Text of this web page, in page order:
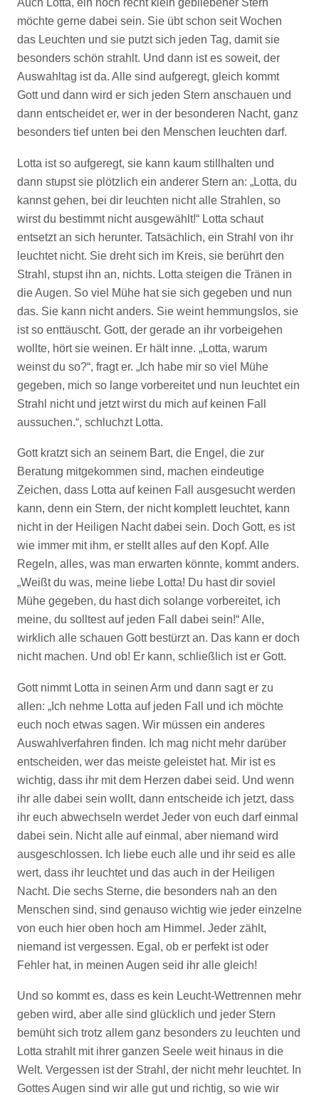
Auch Lotta, ein noch recht klein gebliebener Stern
möchte gerne dabei sein. Sie übt schon seit Wochen
das Leuchten und sie putzt sich jeden Tag, damit sie
besonders schön strahlt. Und dann ist es soweit, der
Auswahltag ist da. Alle sind aufgeregt, gleich kommt
Gott und dann wird er sich jeden Stern anschauen und
dann entscheidet er, wer in der besonderen Nacht, ganz
besonders tief unten bei den Menschen leuchten darf.
Lotta ist so aufgeregt, sie kann kaum stillhalten und
dann stupst sie plötzlich ein anderer Stern an: „Lotta, du
kannst gehen, bei dir leuchten nicht alle Strahlen, so
wirst du bestimmt nicht ausgewählt!“ Lotta schaut
entsetzt an sich herunter. Tatsächlich, ein Strahl von ihr
leuchtet nicht. Sie dreht sich im Kreis, sie berührt den
Strahl, stupst ihn an, nichts. Lotta steigen die Tränen in
die Augen. So viel Mühe hat sie sich gegeben und nun
das. Sie kann nicht anders. Sie weint hemmungslos, sie
ist so enttäuscht. Gott, der gerade an ihr vorbeigehen
wollte, hört sie weinen. Er hält inne. „Lotta, warum
weinst du so?“, fragt er. „Ich habe mir so viel Mühe
gegeben, mich so lange vorbereitet und nun leuchtet ein
Strahl nicht und jetzt wirst du mich auf keinen Fall
aussuchen.“, schluchzt Lotta.
Gott kratzt sich an seinem Bart, die Engel, die zur
Beratung mitgekommen sind, machen eindeutige
Zeichen, dass Lotta auf keinen Fall ausgesucht werden
kann, denn ein Stern, der nicht komplett leuchtet, kann
nicht in der Heiligen Nacht dabei sein. Doch Gott, es ist
wie immer mit ihm, er stellt alles auf den Kopf. Alle
Regeln, alles, was man erwarten könnte, kommt anders.
„Weißt du was, meine liebe Lotta! Du hast dir soviel
Mühe gegeben, du hast dich solange vorbereitet, ich
meine, du solltest auf jeden Fall dabei sein!“ Alle,
wirklich alle schauen Gott bestürzt an. Das kann er doch
nicht machen. Und ob! Er kann, schließlich ist er Gott.
Gott nimmt Lotta in seinen Arm und dann sagt er zu
allen: „Ich nehme Lotta auf jeden Fall und ich möchte
euch noch etwas sagen. Wir müssen ein anderes
Auswahlverfahren finden. Ich mag nicht mehr darüber
entscheiden, wer das meiste geleistet hat. Mir ist es
wichtig, dass ihr mit dem Herzen dabei seid. Und wenn
ihr alle dabei sein wollt, dann entscheide ich jetzt, dass
ihr euch abwechseln werdet Jeder von euch darf einmal
dabei sein. Nicht alle auf einmal, aber niemand wird
ausgeschlossen. Ich liebe euch alle und ihr seid es alle
wert, dass ihr leuchtet und das auch in der Heiligen
Nacht. Die sechs Sterne, die besonders nah an den
Menschen sind, sind genauso wichtig wie jeder einzelne
von euch hier oben hoch am Himmel. Jeder zählt,
niemand ist vergessen. Egal, ob er perfekt ist oder
Fehler hat, in meinen Augen seid ihr alle gleich!
Und so kommt es, dass es kein Leucht-Wettrennen mehr
geben wird, aber alle sind glücklich und jeder Stern
bemüht sich trotz allem ganz besonders zu leuchten und
Lotta strahlt mit ihrer ganzen Seele weit hinaus in die
Welt. Vergessen ist der Strahl, der nicht mehr leuchtet. In
Gottes Augen sind wir alle gut und richtig, so wie wir